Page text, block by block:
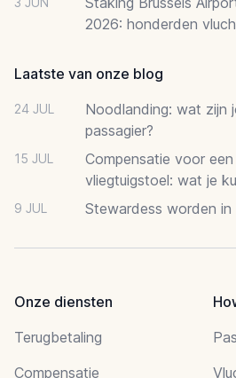
2026: honderden
Laatste van onze blog
24 JUL
Noodlanding: wat zijn
passagier?
15 JUL
Compensatie voor
vliegtuigstoel: wat je
9 JUL Stewardess worden in
Onze diensten
Terugbetaling
Compensatie